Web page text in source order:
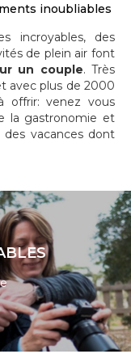
inoubliables
incroyables, des
de plein air font
un couple. Très
avec plus de 2000
offrir: venez vous
la gastronomie et
des vacances dont